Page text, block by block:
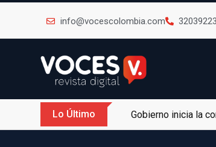
info@vocescolombia.com
Lo Último Gobierno inicia la